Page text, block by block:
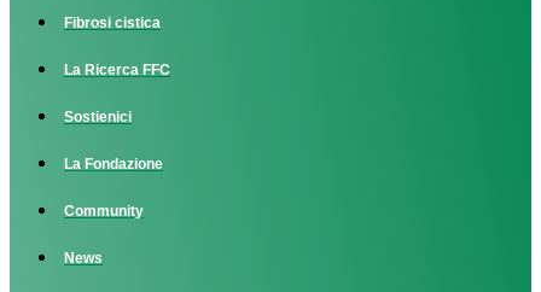
Fibrosi cistica
La Ricerca FFC
Sostienici
La Fondazione
Community
News